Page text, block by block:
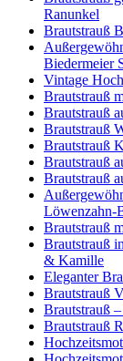
Ranunkel
Brautstrauß
Biedermeier
Vintage
Brautstrauß
Brautstrauß
Brautstrauß
Brautstrauß
Brautstrauß
Brautstrauß
Löwenzahn-
Brautstrauß
Brautstrauß
& Kamille
Eleganter
Brautstrauß
Brautstrauß
Brautstrauß